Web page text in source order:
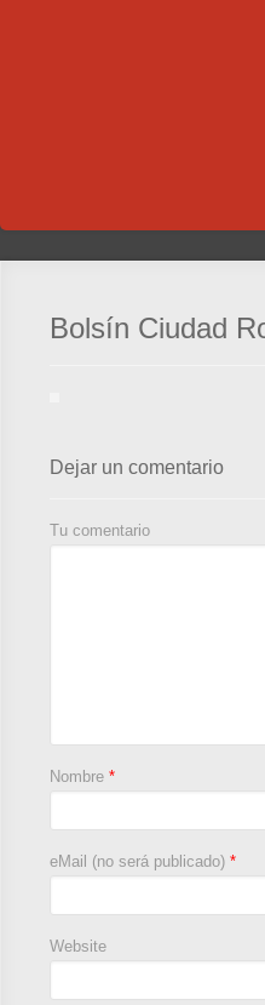
Bolsín Ciudad
Dejar un comentario
Tu comentario
Nombre *
eMail (no será publicado) *
Website